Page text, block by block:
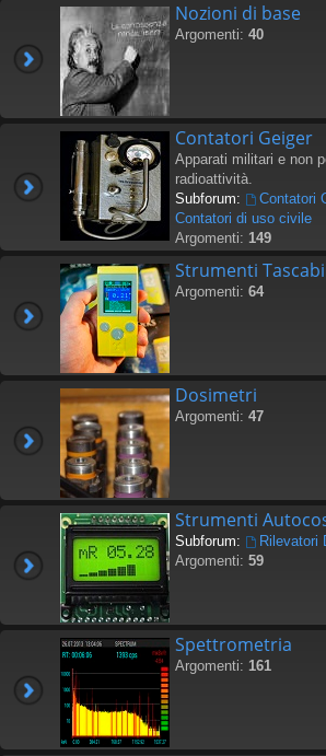
Nozioni di base
Argomenti: 40
Contatori Geiger
Apparati militari e non
radioattività.
Subforum:
Contatori
Contatori di uso civile
Argomenti: 149
Strumenti
Argomenti: 64
Dosimetri
Argomenti: 47
Strumenti
Subforum: Rilevatori
Argomenti: 59
Spettrometria
Argomenti: 161